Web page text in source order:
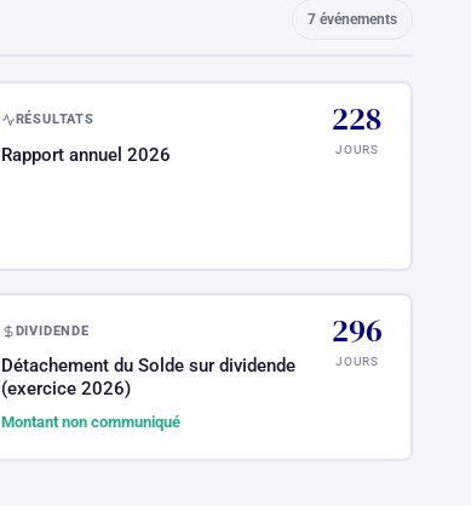
7 événements
RÉSULTATS
Rapport annuel 2026
228
JOURS
DIVIDENDE
Détachement du Solde sur dividende
(exercice 2026)
Montant non communiqué
296
JOURS